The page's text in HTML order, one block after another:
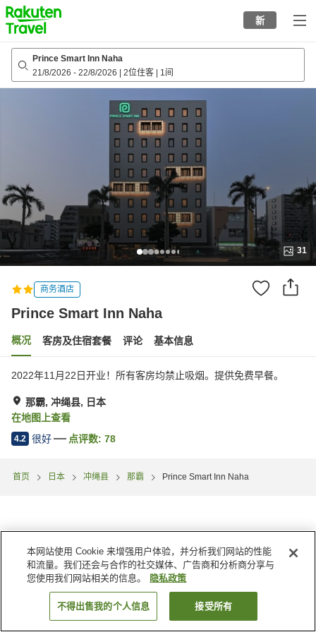
to
top
page
新
Prince Smart Inn Naha
21/8/2026 - 22/8/2026 2位住客 1间
31
商务酒店
Prince Smart Inn Naha
概况 客房及住宿套餐 评论 基本信息
2022年11月22日开业！所有客房均禁止吸烟。提供免费早餐。
那霸, 冲绳县, 日本
在地图上查看
4.2 很好 点评数: 78
首页 日本 冲绳县 那霸 Prince Smart Inn Naha
搜索客房
本网站使用 Cookie 来增强用户体验，并分析我们网站的性能
和流量。我们还会与合作的社交媒体、广告商和分析商分享与
您使用我们网站相关的信息。
隐私政策
不得出售我的个人信息 接受所有